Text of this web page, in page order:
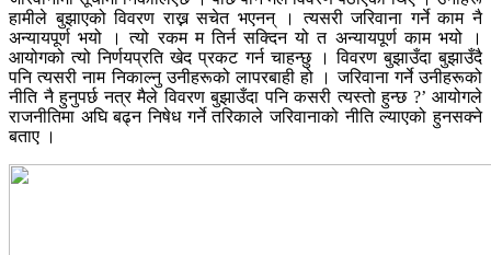
हामीले बुझाएको विवरण राख्न सचेत भएनन् । त्यसरी जरिवाना गर्ने काम नै
अन्यायपूर्ण भयो । त्यो रकम म तिर्न सक्दिन यो त अन्यायपूर्ण काम भयो ।
आयोगको त्यो निर्णयप्रति खेद प्रकट गर्न चाहन्छु । विवरण बुझाउँदा बुझाउँदै
पनि त्यसरी नाम निकाल्नु उनीहरूको लापरबाही हो । जरिवाना गर्ने उनीहरूको
नीति नै हुनुपर्छ नत्र मैले विवरण बुझाउँदा पनि कसरी त्यस्तो हुन्छ ?’ आयोगले
राजनीतिमा अघि बढ्न निषेध गर्ने तरिकाले जरिवानाको नीति ल्याएको हुनसक्ने
बताए ।